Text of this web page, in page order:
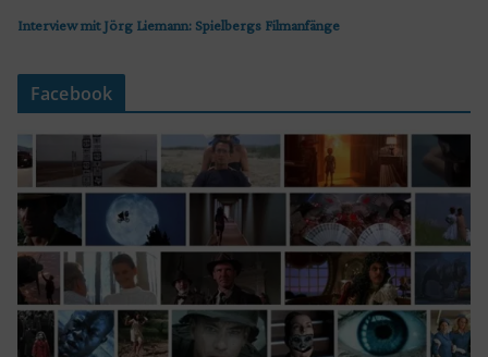
Interview mit Jörg Liemann: Spielbergs Filmanfänge
Facebook